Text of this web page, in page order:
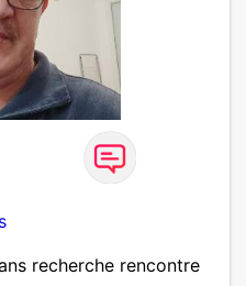
recherche rencontre